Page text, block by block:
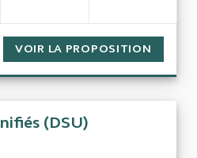
VOIR LA PROPOSITION
(DSU)